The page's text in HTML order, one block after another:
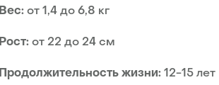
Вес: от 1,4 до 6,8 кг
Рост: от 22 до 24 см
Продолжительность жизни: 12-15 лет